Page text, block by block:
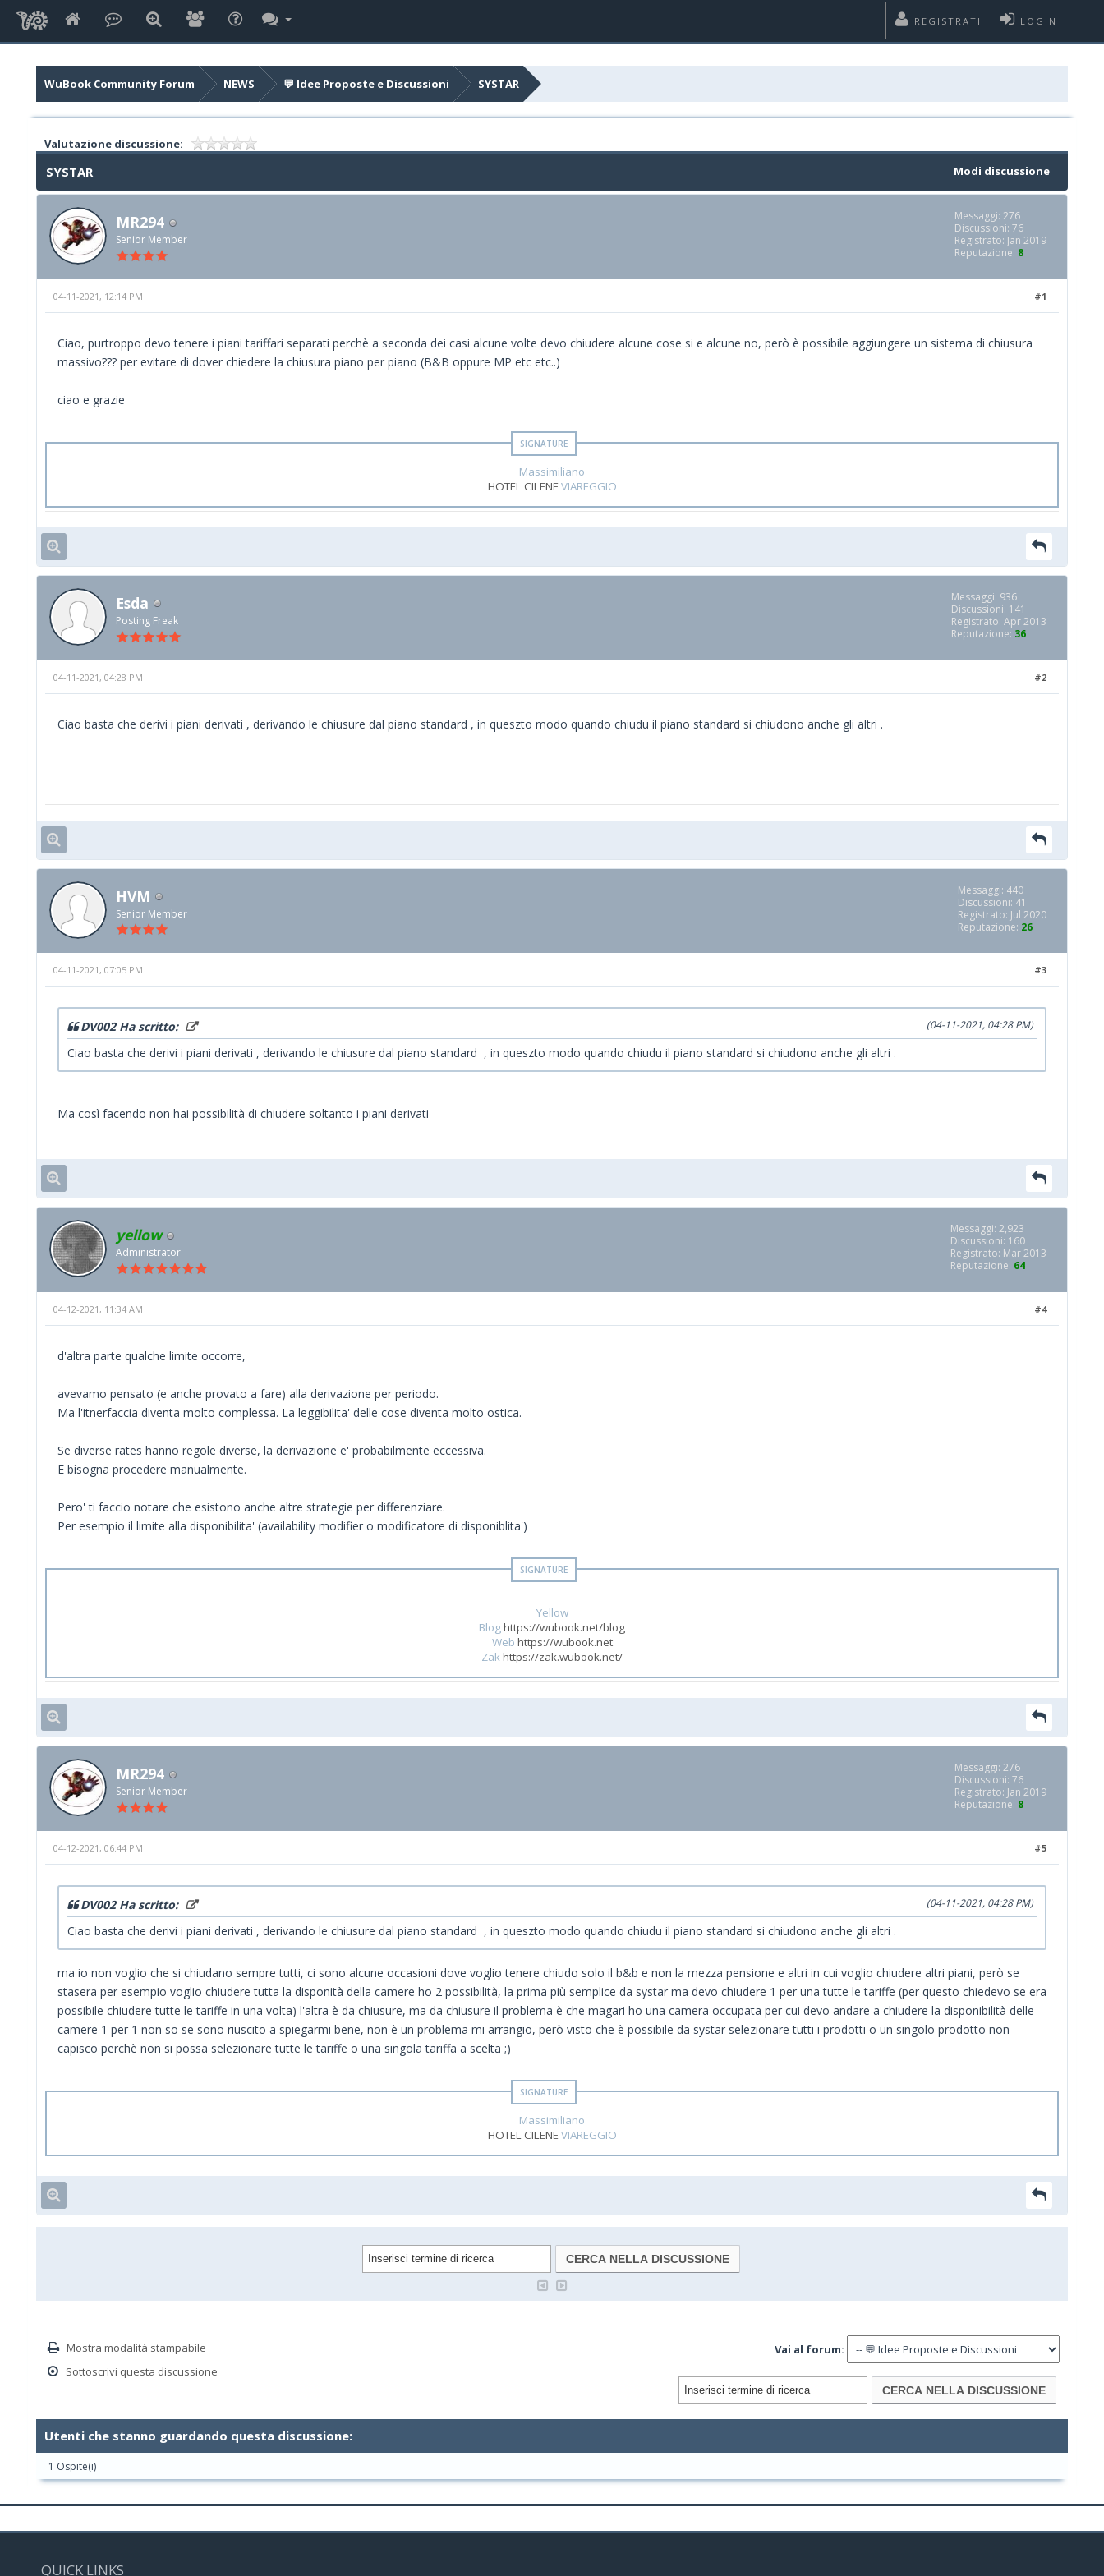
LOGIN
REGISTRATI
WuBook Community Forum NEWS 💬 Idee Proposte e Discussioni SYSTAR
Valutazione discussione:
Modi discussione
SYSTAR
MR294
Senior Member
Messaggi: 276
Discussioni: 76
Registrato: Jan 2019
Reputazione: 8
#1
04-11-2021, 12:14 PM
Ciao, purtroppo devo tenere i piani tariffari separati perchè a seconda dei casi alcune volte devo chiudere alcune cose si e alcune no, però è possibile aggiungere un sistema di chiusura
massivo??? per evitare di dover chiedere la chiusura piano per piano (B&B oppure MP etc etc..)
ciao e grazie
Massimiliano
HOTEL CILENEVIAREGGIO
Esda
Posting Freak
Messaggi: 936
Discussioni: 141
Registrato: Apr 2013
Reputazione: 36
#2
04-11-2021, 04:28 PM
Ciao basta che derivi i piani derivati , derivando le chiusure dal piano standard , in queszto modo quando chiudu il piano standard si chiudono anche gli altri .
HVM
Senior Member
Messaggi: 440
Discussioni: 41
Registrato: Jul 2020
Reputazione: 26
#3
04-11-2021, 07:05 PM
(04-11-2021, 04:28 PM)
DV002 Ha scritto:
Ciao basta che derivi i piani derivati , derivando le chiusure dal piano standard , in queszto modo quando chiudu il piano standard si chiudono anche gli altri .
Ma così facendo non hai possibilità di chiudere soltanto i piani derivati
yellow
Administrator
Messaggi: 2,923
Discussioni: 160
Registrato: Mar 2013
Reputazione: 64
#4
04-12-2021, 11:34 AM
d'altra parte qualche limite occorre,
avevamo pensato (e anche provato a fare) alla derivazione per periodo.
Ma l'itnerfaccia diventa molto complessa. La leggibilita' delle cose diventa molto ostica.
Se diverse rates hanno regole diverse, la derivazione e' probabilmente eccessiva.
E bisogna procedere manualmente.
Pero' ti faccio notare che esistono anche altre strategie per differenziare.
Per esempio il limite alla disponibilita' (availability modifier o modificatore di disponiblita')
--
Yellow
Bloghttps://wubook.net/blog
Web https://wubook.net
Zakhttps://zak.wubook.net/
MR294
Senior Member
Messaggi: 276
Discussioni: 76
Registrato: Jan 2019
Reputazione: 8
#5
04-12-2021, 06:44 PM
(04-11-2021, 04:28 PM)
DV002 Ha scritto:
Ciao basta che derivi i piani derivati , derivando le chiusure dal piano standard , in queszto modo quando chiudu il piano standard si chiudono anche gli altri .
ma io non voglio che si chiudano sempre tutti, ci sono alcune occasioni dove voglio tenere chiudo solo il b&b e non la mezza pensione e altri in cui voglio chiudere altri piani, però se
stasera per esempio voglio chiudere tutta la disponità della camere ho 2 possibilità, la prima più semplice da systar ma devo chiudere 1 per una tutte le tariffe (per questo chiedevo se era
possibile chiudere tutte le tariffe in una volta) l'altra è da chiusure, ma da chiusure il problema è che magari ho una camera occupata per cui devo andare a chiudere la disponibilità delle
camere 1 per 1 non so se sono riuscito a spiegarmi bene, non è un problema mi arrangio, però visto che è possibile da systar selezionare tutti i prodotti o un singolo prodotto non
capisco perchè non si possa selezionare tutte le tariffe o una singola tariffa a scelta ;)
Massimiliano
HOTEL CILENEVIAREGGIO
Mostra modalità stampabile
Sottoscrivi questa discussione
Vai al forum:
Utenti che stanno guardando questa discussione:
1 Ospite(i)
QUICK LINKS